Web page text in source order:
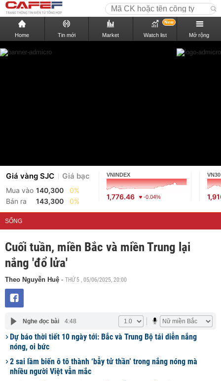
Home Tin mới Market Watch list
New
Mở rộng
Giá vàng SJC Giá bạc
Mua vào 140,300
0%
Bán ra
143,300 0%
VNINDEX
1,776.46 -0.04%
VN30
SỐNG
Cuối tuần, miền Bắc và miền Trung lại
nắng 'đổ lửa'
Theo Nguyễn Huệ - THỨ 5 , 05/06/2025, 20:00
Nghe đọc bài 4:48
Dự báo thời tiết 10 ngày tới: Bắc và Trung Bộ tái diễn nắng
nóng, oi bức
2 sai lầm biến ô tô thành ‘bẫy tử thần’ trong nắng nóng mà
nhiều người Việt vẫn mắc